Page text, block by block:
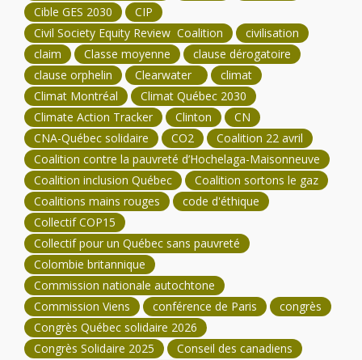
Cible GES 2030
CIP
Civil Society Equity Review Coalition
civilisation
claim
Classe moyenne
clause dérogatoire
clause orphelin
Clearwater
climat
Climat Montréal
Climat Québec 2030
Climate Action Tracker
Clinton
CN
CNA-Québec solidaire
CO2
Coalition 22 avril
Coalition contre la pauvreté d’Hochelaga-Maisonneuve
Coalition inclusion Québec
Coalition sortons le gaz
Coalitions mains rouges
code d'éthique
Collectif COP15
Collectif pour un Québec sans pauvreté
Colombie britannique
Commission nationale autochtone
Commission Viens
conférence de Paris
congrès
Congrès Québec solidaire 2026
Congrès Solidaire 2025
Conseil des canadiens